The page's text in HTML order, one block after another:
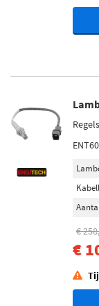
€
€